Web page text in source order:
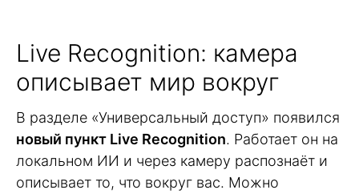
Live Recognition: камера
описывает мир вокруг
В разделе «Универсальный доступ» появился
новый пункт Live Recognition. Работает он на
локальном ИИ и через камеру распознаёт и
описывает то, что вокруг вас. Можно